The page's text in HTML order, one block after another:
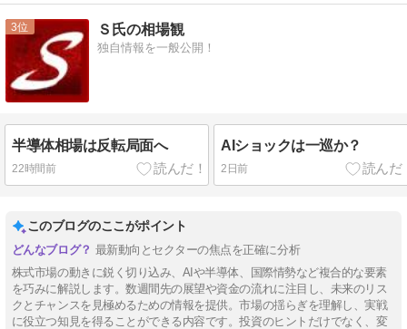
3 Ｓ氏の相場観
独自情報を一般公開！
半導体相場は反転局面へ
22時間前
AIショックは一巡か？
2日前
このブログのここがポイント
最新動向とセクターの焦点を正確に分析
株式市場の動きに鋭く切り込み、AIや半導体、国際情勢など複合的な要素
を巧みに解説します。数週間先の展望や資金の流れに注目し、未来のリス
クとチャンスを見極めるための情報を提供。市場の揺らぎを理解し、実戦
に役立つ知見を得ることができる内容です。投資のヒントだけでなく、変